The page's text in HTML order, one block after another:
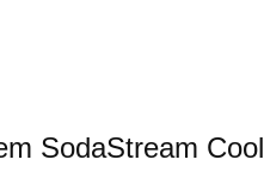
SodaStream Cool